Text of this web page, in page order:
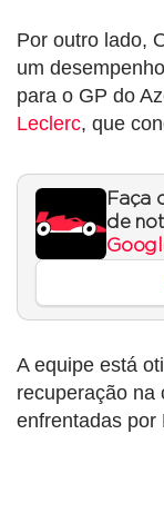
Por outro lado,
um
para o GP do
Leclerc, que
Faça
de
A equipe está
recuperação na
enfrentadas por